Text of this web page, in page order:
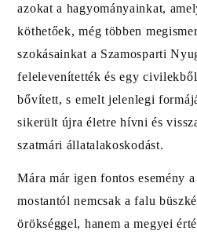
azokat a hagyományainkat,
köthetőek, még többen
szokásainkat a Szamosparti
felelevenítették és egy
bővített, s emelt jelenlegi
sikerült újra életre hívni és
szatmári állatalakoskodást.
Mára már igen fontos esemény
mostantól nemcsak a falu
örökséggel, hanem a megyei